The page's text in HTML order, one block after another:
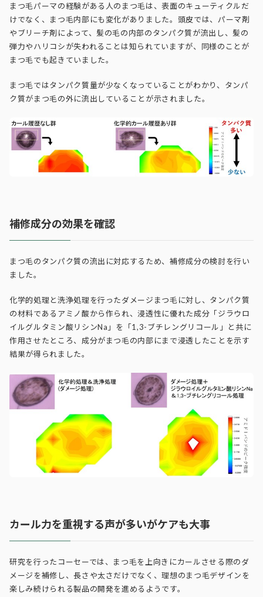
まつ毛パーマの経験がある人のまつ毛は、表面のキューティクルだ
けでなく、まつ毛内部にも変化がありました。頭皮では、パーマ剤
やブリーチ剤によって、髪の毛の内部のタンパク質が流出し、髪の
弾力やハリコシが失われることは知られていますが、同様のことが
まつ毛でも起きていました。
まつ毛ではタンパク質量が少なくなっていることがわかり、タンパ
ク質がまつ毛の外に流出していることが示されました。
補修成分の効果を確認
まつ毛のタンパク質の流出に対応するため、補修成分の検討を行い
ました。
化学的処理と洗浄処理を行ったダメージまつ毛に対し、タンパク質
の材料であるアミノ酸から作られ、浸透性に優れた成分「ジラウロ
イルグルタミン酸リシンNa」を「1,3-ブチレングリコール」と共に
作用させたところ、成分がまつ毛の内部にまで浸透したことを示す
結果が得られました。
カール力を重視する声が多いがケアも大事
研究を行ったコーセーでは、まつ毛を上向きにカールさせる際のダ
メージを補修し、長さや太さだけでなく、理想のまつ毛デザインを
楽しみ続けられる製品の開発を進めるようです。